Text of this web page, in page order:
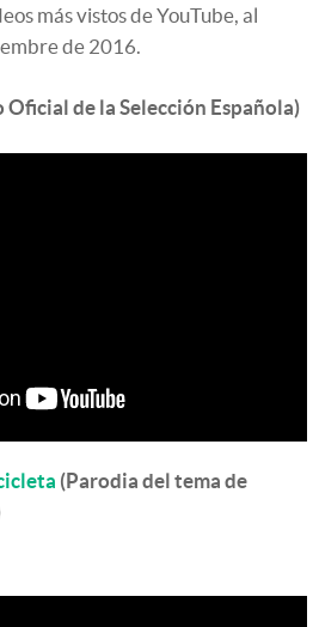
más vistos de YouTube, al
de 2016.
Oficial de la Selección Española)
(Parodia del tema de